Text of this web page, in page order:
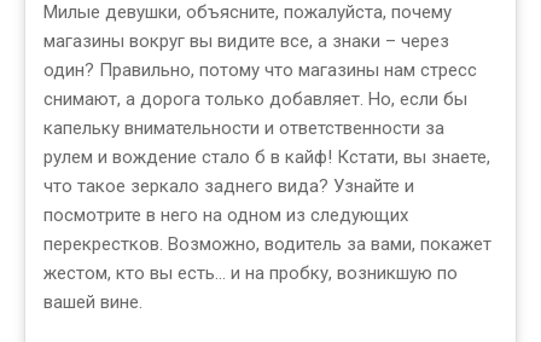
Милые девушки, объясните, пожалуйста, почему
магазины вокруг вы видите все, а знаки – через
один? Правильно, потому что магазины нам стресс
снимают, а дорога только добавляет. Но, если бы
капельку внимательности и ответственности за
рулем и вождение стало б в кайф! Кстати, вы знаете,
что такое зеркало заднего вида? Узнайте и
посмотрите в него на одном из следующих
перекрестков. Возможно, водитель за вами, покажет
жестом, кто вы есть… и на пробку, возникшую по
вашей вине.